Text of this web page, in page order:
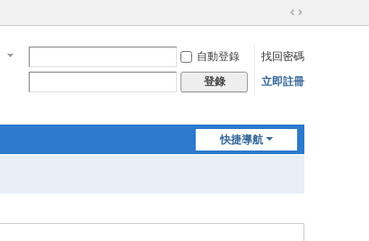
切
到
寬
自動登錄
找回密碼
登錄 立即註冊
快捷導航